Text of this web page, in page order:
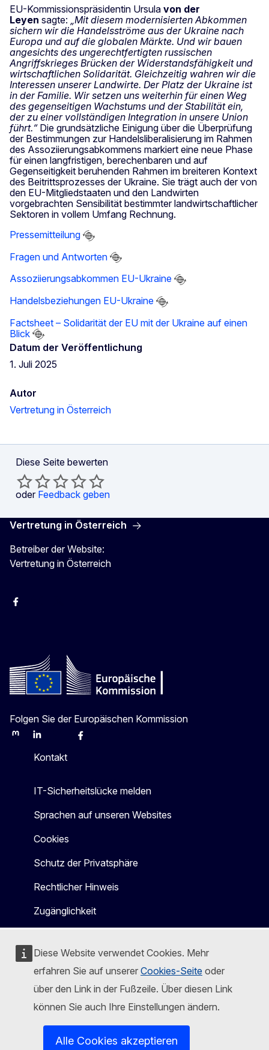
Diese Website verwendet Cookies. Mehr
erfahren Sie auf unserer Cookies-Seite oder
über den Link in der Fußzeile. Über diesen Link
können Sie auch Ihre Einstellungen ändern.
Alle Cookies akzeptieren
EU-Kommissionspräsidentin Ursula von der
Leyen sagte: „Mit diesem modernisierten Abkommen
sichern wir die Handelsströme aus der Ukraine nach
Europa und auf die globalen Märkte. Und wir bauen
angesichts des ungerechtfertigten russischen
Angriffskrieges Brücken der Widerstandsfähigkeit und
wirtschaftlichen Solidarität. Gleichzeitig wahren wir die
Interessen unserer Landwirte. Der Platz der Ukraine ist
in der Familie. Wir setzen uns weiterhin für einen Weg
des gegenseitigen Wachstums und der Stabilität ein,
der zu einer vollständigen Integration in unsere Union
führt.“Die grundsätzliche Einigung über die Überprüfung
der Bestimmungen zur Handelsliberalisierung im Rahmen
des Assoziierungsabkommens markiert eine neue Phase
für einen langfristigen, berechenbaren und auf
Gegenseitigkeit beruhenden Rahmen im breiteren Kontext
des Beitrittsprozesses der Ukraine. Sie trägt auch der von
den EU-Mitgliedstaaten und den Landwirten
vorgebrachten Sensibilität bestimmter landwirtschaftlicher
Sektoren in vollem Umfang Rechnung.
Pressemitteilung
Fragen und Antworten
Assoziierungsabkommen EU-Ukraine
Handelsbeziehungen EU-Ukraine
Factsheet – Solidarität der EU mit der Ukraine auf einen
Blick
Datum der Veröffentlichung
1. Juli 2025
Autor
Vertretung in Österreich
Diese Seite bewerten
oder Feedback geben
Vertretung in Österreich
Betreiber der Website:
Vertretung in Österreich
Facebook
Folgen Sie der Europäischen Kommission
MastodonLinkedInBlueskyFacebook
Kontakt
IT-Sicherheitslücke melden
Sprachen auf unseren Websites
Cookies
Schutz der Privatsphäre
Rechtlicher Hinweis
Zugänglichkeit